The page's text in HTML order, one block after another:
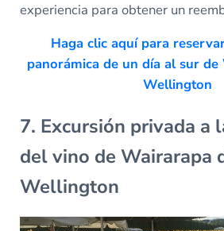
experiencia para obtener un
Haga clic aquí para
panorámica de un día al sur
Wellington
7. Excursión privada a
del vino de Wairarapa
Wellington